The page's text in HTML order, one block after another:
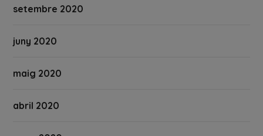
setembre 2020
juny 2020
maig 2020
abril 2020